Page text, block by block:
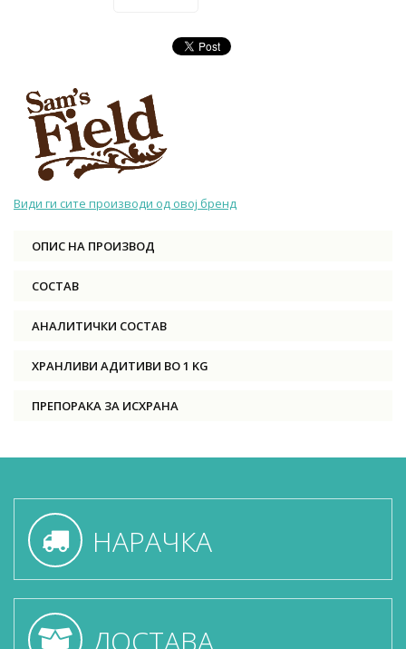
Види ги сите производи од овој бренд
ОПИС НА ПРОИЗВОД
СОСТАВ
АНАЛИТИЧКИ СОСТАВ
ХРАНЛИВИ АДИТИВИ ВО 1 KG
ПРЕПОРАКА ЗА ИСХРАНА
НАРАЧКА
ДОСТАВА